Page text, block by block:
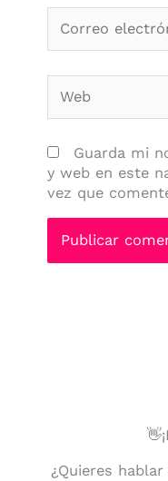
electrónico*
Guarda mi
y web en este
vez que
¿Quieres